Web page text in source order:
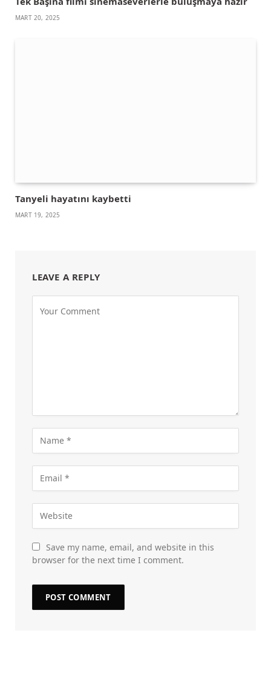
MART 20, 2025
Tanyeli hayatını kaybetti
MART 19, 2025
LEAVE A REPLY
Save my name, email, and website in this
browser for the next time I comment.